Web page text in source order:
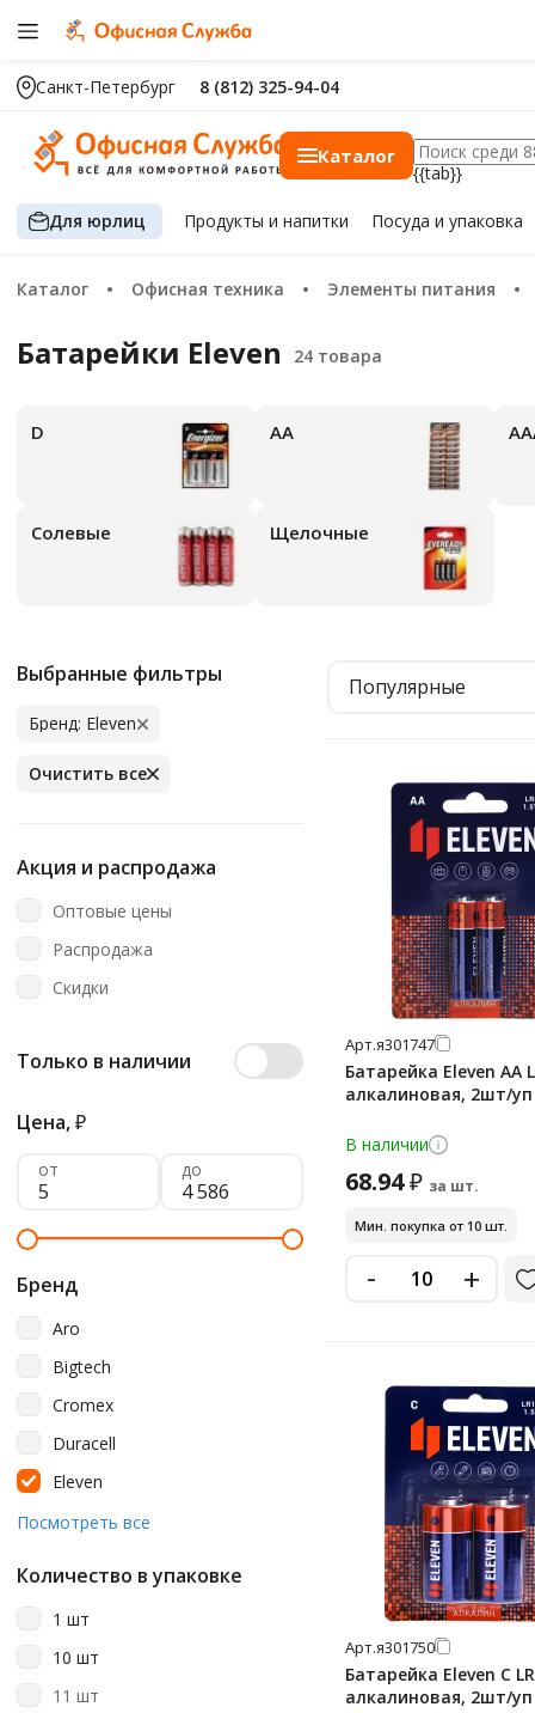
Санкт-Петербург 8 (812) 325-94-04
Каталог
{{tab}}
Для юрлиц Продуктыи напитки Посуда и упаковка
Каталог Офисная техника Элементы питания
Батарейки Eleven
D АА
Солевые Щелочные
Выбранные фильтры
Бренд: Eleven
Очистить все
Акция и распродажа
Оптовые цены
Распродажа
Скидки
Только в наличии
Цена,₽
от до
Бренд
Aro
Bigtech
Cromex
Duracell
Eleven
Energizer
Посмотреть все
Количество в упаковке
1 шт
10 шт
11 шт
Популярные
Арт.я301747
Батарейка Eleven AA
алкалиновая, 2шт/уп
В наличии
68.94₽ за шт.
Мин. покупка от 10 шт.
- +
Арт.я301750
Батарейка Eleven C
алкалиновая, 2шт/уп